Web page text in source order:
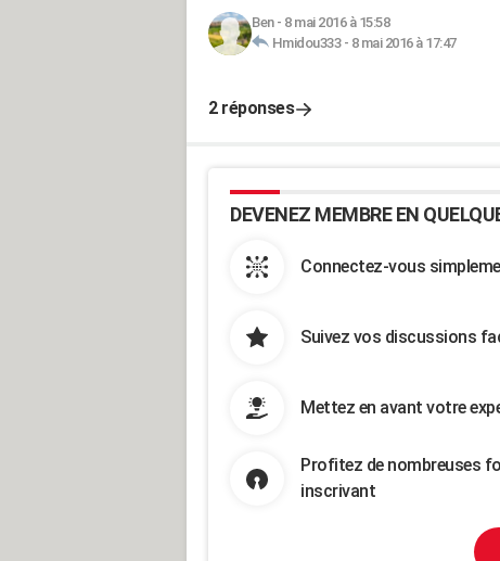
Ben- 8 mai 2016 à 15:58
Hmidou333- 8 mai 2016 à 17:47
2 réponses
DEVENEZ MEMBRE EN
Connectez-vous
Suivez vos discussions
Mettez en avant votre
Profitez de nombreuses
inscrivant